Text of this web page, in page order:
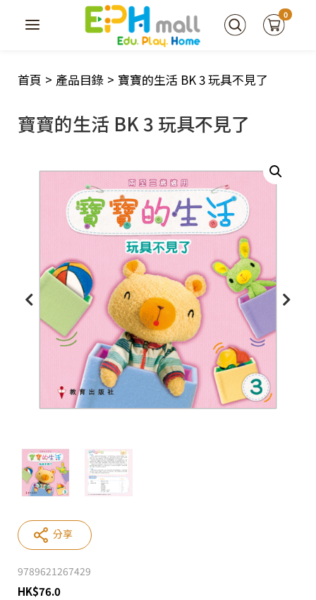
0
首頁 > 產品目錄 > 寶寶的生活 BK 3 玩具不見了
寶寶的生活 BK 3 玩具不見了
9789621267429
HK$76.0
分享